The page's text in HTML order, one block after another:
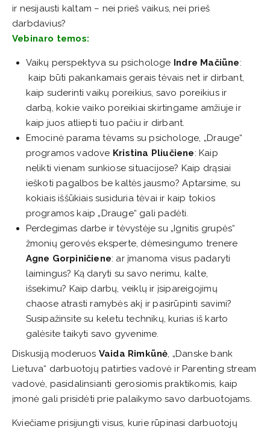
ir nesijausti kaltam – nei prieš vaikus, nei prieš
darbdavius?
Vebinaro temos:
Vaikų perspektyva su psichologe Indre Mačiūne:
kaip būti pakankamais gerais tėvais net ir dirbant,
kaip suderinti vaikų poreikius, savo poreikius ir
darbą, kokie vaiko poreikiai skirtingame amžiuje ir
kaip juos atliepti tuo pačiu ir dirbant.
Emocinė parama tėvams su psichologe, „Drauge“
programos vadove Kristina Pliučiene: Kaip
nelikti vienam sunkiose situacijose? Kaip drąsiai
ieškoti pagalbos be kaltės jausmo? Aptarsime, su
kokiais iššūkiais susiduria tėvai ir kaip tokios
programos kaip „Drauge“ gali padėti.
Perdegimas darbe ir tėvystėje su „Ignitis grupės“
žmonių gerovės eksperte, dėmesingumo trenere
Agne Gorpiničiene: ar įmanoma visus padaryti
laimingus? Ką daryti su savo nerimu, kalte,
išsekimu? Kaip darbų, veiklų ir įsipareigojimų
chaose atrasti ramybės akį ir pasirūpinti savimi?
Susipažinsite su keletu technikų, kurias iš karto
galėsite taikyti savo gyvenime.
Diskusiją moderuos Vaida Rimkūnė , „Danske bank
Lietuva“ darbuotojų patirties vadovė ir Parenting stream
vadovė, pasidalinsianti gerosiomis praktikomis, kaip
įmonė gali prisidėti prie palaikymo savo darbuotojams.
Kviečiame prisijungti visus, kurie rūpinasi darbuotojų